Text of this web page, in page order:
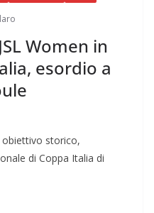
Women in
esordio a
obiettivo storico,
di Coppa Italia di